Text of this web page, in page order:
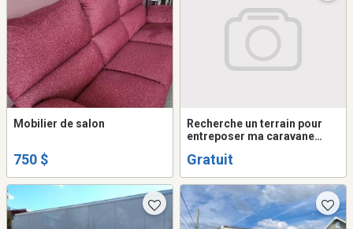
Mobilier de salon
750 $
Recherche un terrain pour
entreposer ma caravane
jusqu'a fin septembre
Gratuit